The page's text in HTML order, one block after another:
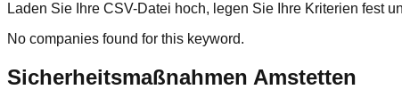
Laden Sie Ihre CSV-Datei hoch, legen Sie Ihre Kriterien fest
No companies found for this keyword.
Sicherheitsmaßnahmen Amstetten